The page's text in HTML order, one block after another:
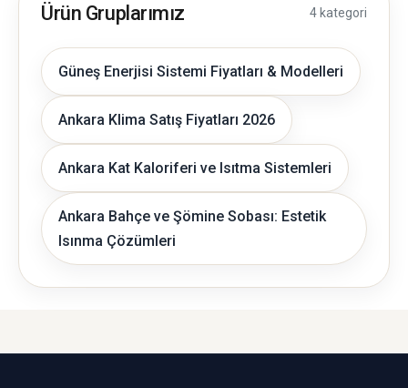
Ürün Gruplarımız 4 kategori
Güneş Enerjisi Sistemi Fiyatları & Modelleri
Ankara Klima Satış Fiyatları 2026
Ankara Kat Kaloriferi ve Isıtma Sistemleri
Ankara Bahçe ve Şömine Sobası: Estetik
Isınma Çözümleri